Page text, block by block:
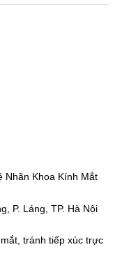
Nhãn Khoa Kính Mắt
P. Láng, TP. Hà Nội
tránh tiếp xúc trực